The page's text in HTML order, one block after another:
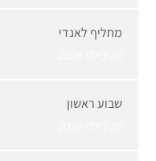
מחליף לאנדי
שבוע ראשון